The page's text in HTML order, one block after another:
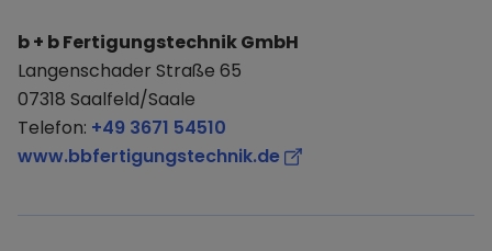
b + b Fertigungstechnik GmbH
Langenschader Straße 65
07318 Saalfeld/Saale
Telefon: +49 3671 54510
www.bbfertigungstechnik.de